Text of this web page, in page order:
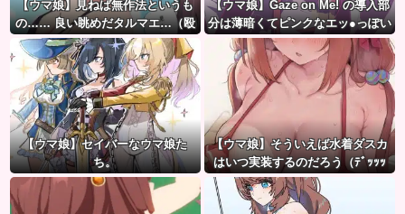
【ウマ娘】見ねば無作法というも
の…… 良い眺めだタルマエ…（殴
【ウマ娘】Gaze on Me! の導入部
分は薄暗くてピンクなエッ●っぽい
雰囲気だから何でも叡智に見える
よね。
【ウマ娘】セイバーなウマ娘た
ち。
【ウマ娘】そういえば水着ダスカ
はいつ実装するのだろう（ﾃﾞｯｯｯ